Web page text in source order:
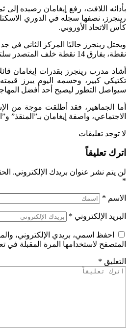
بأدائه اللافت، رفع إيغامان رصيده إلى
رينجرز، نصفها سجله في الدوري
كأس الاتحاد الأوروبي.
نقطة، بفارق 14 نقطة خلف المتصدر سلتيك غلاسكو.
أشاد مدرب رينجرز بقدرات إيغامان
تكتيكي كبير، وحسمه اليوم يبرز
سيواصل التطور ليصبح أحد أفضل
أما الجماهير، فقد أطلقت موجة من
الاجتماعي، واصفة إيغامان بـ”المنقذ”
لا توجد تعليقات
اترك تعليقاً
لن يتم نشر عنوان بريدك الإلكتروني.
*
الاسم *
البريد الإلكتروني *
احفظ اسمي، بريدي الإلكتروني،
المتصفح لاستخدامها المرة المقبلة في
التعليق *